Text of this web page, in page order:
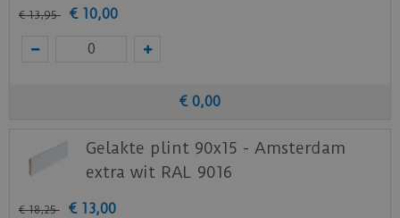
Benieuwd hoe deze nieuwe vloer eruit ziet bij je
nieuwe of huidige meubels? Vraag dan
€ 13,95 € 10,00
€ 0,00
Gelakte plint 90x15 - Amsterdam
extra wit RAL 9016
€ 18,25 € 13,00